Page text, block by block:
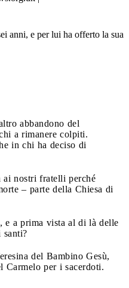
anni, e per lui ha offerto la sua
abbandono del
a rimanere colpiti.
in chi ha deciso di
ai nostri fratelli perché
– parte della Chiesa di
e a prima vista al di là delle
santi?
del Bambino Gesù,
Carmelo per i sacerdoti.